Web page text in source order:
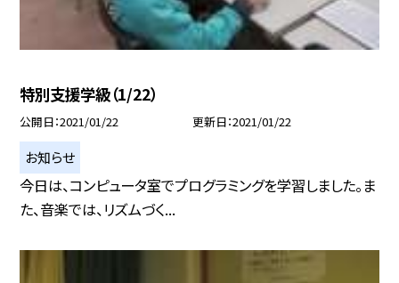
特別支援学級（1/22）
公開日 2021/01/22 更新日 2021/01/22
お知らせ
今日は、コンピュータ室でプログラミングを学習しました。ま
た、音楽では、リズムづく...